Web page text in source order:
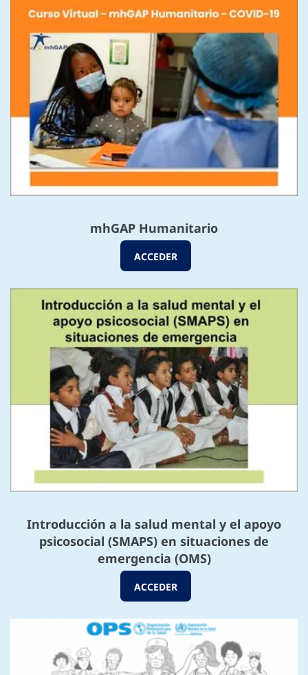
mhGAP Humanitario
ACCEDER
Introducción a la salud mental y el apoyo
psicosocial (SMAPS) en situaciones de
emergencia (OMS)
ACCEDER